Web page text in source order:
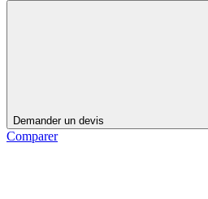
Demander un devis
Comparer